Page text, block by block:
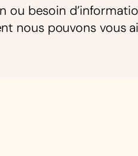
ou besoin
nous pouvons vous